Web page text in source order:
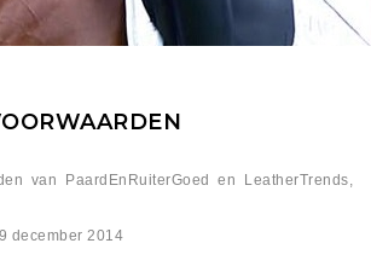
van PaardEnRuiterGoed en LeatherTrends,
december 2014